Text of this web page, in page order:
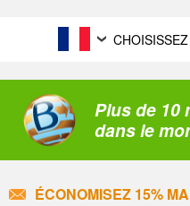
Plus de 10
dans le
ÉCONOMISEZ 15%